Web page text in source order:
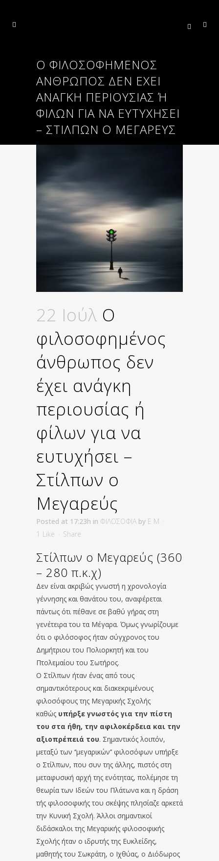
O ΦΙΛΟΣΟΦΗΜΈΝΟΣ
ΆΝΘΡΩΠΟΣ ΔΕΝ ΈΧΕΙ
ΑΝΆΓΚΗ ΠΕΡΙΟΥΣΊΑΣ Ή Φ
ΊΛΩΝ ΓΙΑ ΝΑ ΕΥΤΥΧΉΣΕΙ –
ΣΤΊΛΠΩΝ Ο ΜΕΓΑΡΕΎΣ
22 Ιούλ O
φιλοσοφημένος
άνθρωπος δεν
έχει ανάγκη
περιουσίας ή
φίλων για να
ευτυχήσει –
Στίλπων ο
Μεγαρεύς
Posted at 17:23h in ΦΙΛΟΣΟΦΙΑ by E M
1 Like Share
Στίλπων ο Μεγαρεύς (360
– 280 π.κ.χ)
Δεν είναι ακριβώς γνωστή η χρονολογία
γέννησης και θανάτου του, αναφέρεται
πάντως ότι πέθανε σε βαθύ γήρας στη
γενέτειρα του τα Μέγαρα. Όμως γνωρίζουμε
ότι ο φιλόσοφος ήταν σύγχρονος του
Δημήτριου του Πολιορκητή και του
Πτολεμαίου του Σωτήρος.
Ο Στίλπων ήταν ένας από τους
σημαντικότερους και διακεκριμένους
φιλοσόφους της Μεγαρικής Σχολής
καθώς υπήρξε γνωστός για την πίστη
του στα ήθη, την αφιλοκέρδεια και την
αξιοπρέπειά του. Σημαντικός λοιπόν,
μεταξύ των ‘’μεγαρικών’’ φιλοσόφων υπήρξε
ο Στίλπων, που συν της άλλης, πιστός στη
μεταφυσική αρχή της ενότητας, πολέμησε τη
θεωρία των Ιδεών του Πλάτωνα και η δράση
τής φιλοσοφικής του σκέψης πλησίαζε αρκετά
την Κυνική Σχολή. Άλλοι σημαντικοί
διδάσκαλοι της Μεγαρικής φιλοσοφικής
Σχολής ήταν ο ιδρυτής της Ευκλείδης,
μαθητής του Σωκράτη, ο Ιχθύας, ο Διόδωρος